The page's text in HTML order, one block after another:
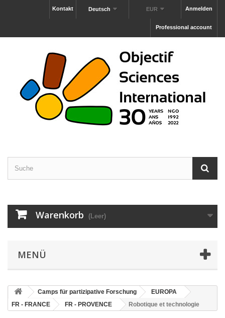
Anmelden
EUR
Deutsch
Kontakt
Professional account
Warenkorb (Leer)
MENÜ
Camps für partizipative Forschung
EUROPA
FR - FRANCE
FR - PROVENCE Robotique et technologie